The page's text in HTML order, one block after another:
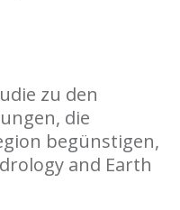
zu den
die
begünstigen,
and Earth